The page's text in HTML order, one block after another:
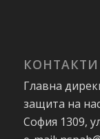
КОНТАКТИ
Главна
защита на
София 1309,